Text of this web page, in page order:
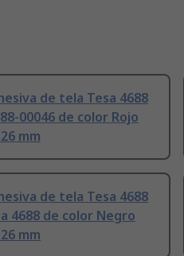
de tela Tesa 4688
00046 de color Rojo
mm
de tela Tesa 4688
4688 de color Negro
mm